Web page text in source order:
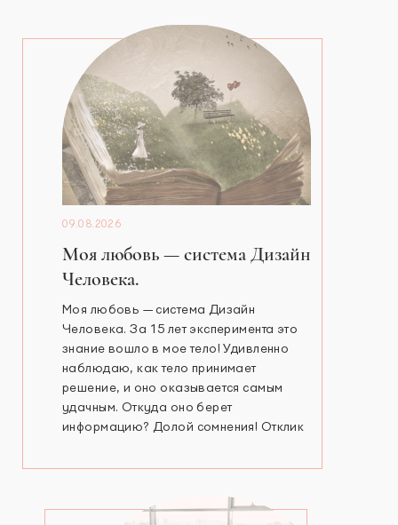
09.08.2026
Моя любовь — система Дизайн
Человека.
Моя любовь — система Дизайн
Человека. За 15 лет эксперимента это
знание вошло в мое тело! Удивленно
наблюдаю, как тело принимает
решение, и оно оказывается самым
удачным. Откуда оно берет
информацию? Долой сомнения! Отклик
эмоциональный Генератор 6/2, сошла с